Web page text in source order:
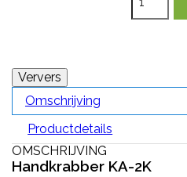
Omschrijving
Productdetails
OMSCHRIJVING
Handkrabber KA-2K